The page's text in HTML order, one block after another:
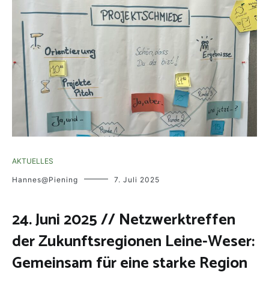
AKTUELLES
Hannes@Piening 7. Juli 2025
24. Juni 2025 // Netzwerktreffen
der Zukunftsregionen Leine-Weser:
Gemeinsam für eine starke Region